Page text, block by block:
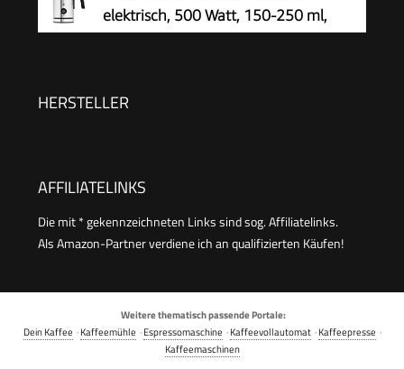
elektrisch, 500 Watt, 150-250 ml,
cromargan matt/silber
HERSTELLER
AFFILIATELINKS
Die mit * gekennzeichneten Links sind sog. Affiliatelinks.
Als Amazon-Partner verdiene ich an qualifizierten Käufen!
Weitere thematisch passende Portale:
Dein Kaffee ·Kaffeemühle ·Espressomaschine ·Kaffeevollautomat·Kaffeepresse ·
Kaffeemaschinen